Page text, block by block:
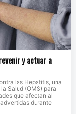
y actuar a
las Hepatitis, una
Salud (OMS) para
que afectan al
durante